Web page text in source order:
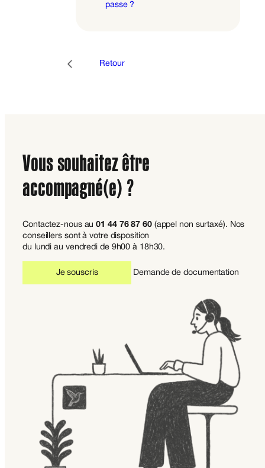
passe ?
Retour
Vous souhaitez être
accompagné(e) ?
Contactez-nous au01 44 76 87 60(appel non surtaxé). Nos
conseillers sont à votre disposition
du lundi au vendredi de 9h00 à 18h30.
Je souscris Demande de documentation